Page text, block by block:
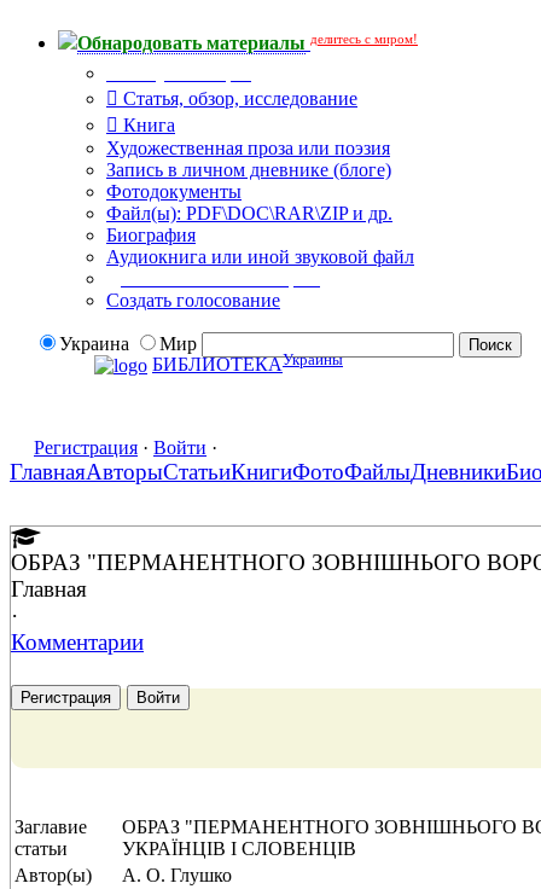
Обнародовать материалы делитесь с миром!
Статья, обзор, исследование
Книга
Художественная проза или поэзия
Запись в личном дневнике (блоге)
Фотодокументы
Файл(ы): PDF\DOC\RAR\ZIP и др.
Биография
Аудиокнига или иной звуковой файл
Создать голосование
Украина
Мир
БИБЛИОТЕКАУкраины
Регистрация · Войти ·
ГлавнаяАвторыСтатьиКнигиФотоФайлыДневники
ОБРАЗ "ПЕРМАНЕНТНОГО ЗОВНІШНЬОГО
Главная
·
Комментарии
Регистрация Войти
Заглавие
статьи
ОБРАЗ "ПЕРМАНЕНТНОГО ЗОВНІШНЬОГО
УКРАЇНЦІВ І СЛОВЕНЦІВ
Автор(ы)
А. О. Глушко